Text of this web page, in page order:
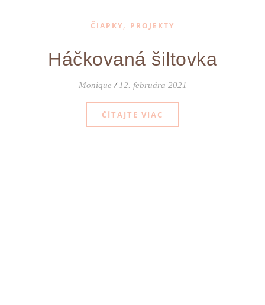
ČIAPKY, PROJEKTY
Háčkovaná šiltovka
Monique / 12. februára 2021
ČÍTAJTE VIAC